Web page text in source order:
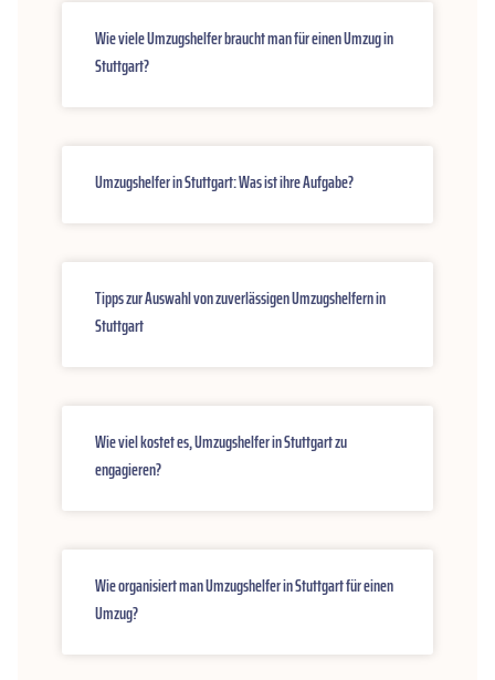
Wie viele Umzugshelfer braucht man für einen Umzug in
Stuttgart?
Umzugshelfer in Stuttgart: Was ist ihre Aufgabe?
Tipps zur Auswahl von zuverlässigen Umzugshelfern in
Stuttgart
Wie viel kostet es, Umzugshelfer in Stuttgart zu
engagieren?
Wie organisiert man Umzugshelfer in Stuttgart für einen
Umzug?